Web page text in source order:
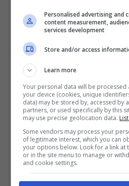
rigogliose e in piena
responsabilità dunque, di
anche quando ci si
determinato tempo.
Personalised advertising and
content measurement,
services development
Store and/or access
Learn more
Your personal data will be
your device (cookies, unique
data) may be stored by, accessed by
partners, or used specifically by this
may use precise geolocation data.
Some vendors may process your
of legitimate interest, which you can
your options below. Look for a link at
or in the site menu to manage or
and cookie settings.